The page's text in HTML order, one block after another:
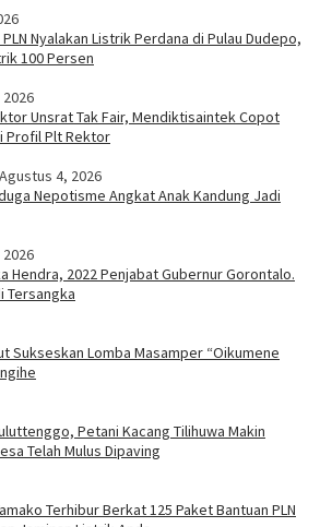
Nyalakan Listrik Perdana di Pulau Dudepo,
100 Persen
Unsrat Tak Fair, Mendiktisaintek Copot
Profil Plt Rektor
Agustus 4, 2026
Nepotisme Angkat Anak Kandung Jadi
Hendra, 2022 Penjabat Gubernur Gorontalo.
Tersangka
Sukseskan Lomba Masamper “Oikumene
Petani Kacang Tilihuwa Makin
Telah Mulus Dipaving
Terhibur Berkat 125 Paket Bantuan PLN